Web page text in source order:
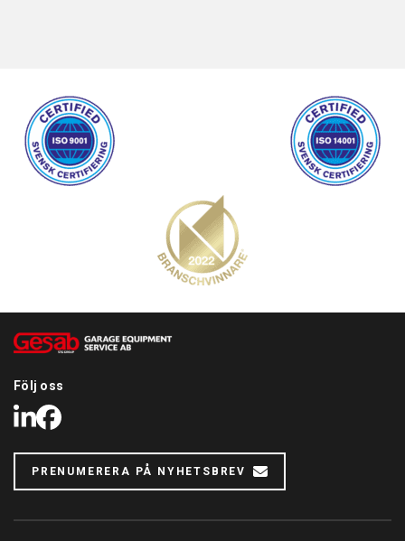
Följ oss
LinkedIn
Facebook
PRENUMERERA PÅ NYHETSBREV